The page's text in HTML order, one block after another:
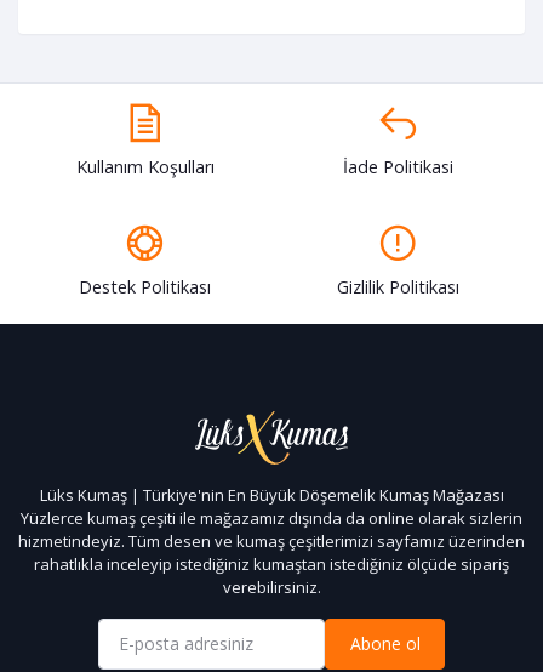
Kullanım Koşulları İade Politikasi
Destek Politikası Gizlilik Politikası
Lüks Kumaş | Türkiye'nin En Büyük Döşemelik Kumaş Mağazası
Yüzlerce kumaş çeşiti ile mağazamız dışında da online olarak sizlerin
hizmetindeyiz. Tüm desen ve kumaş çeşitlerimizi sayfamız üzerinden
rahatlıkla inceleyip istediğiniz kumaştan istediğiniz ölçüde sipariş
verebilirsiniz.
Abone ol